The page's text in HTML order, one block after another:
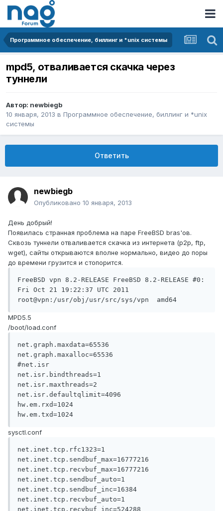
Программное обеспечение, биллинг и *unix системы
mpd5, отваливается скачка через
туннели
Автор: newbiegb
10 января, 2013 в Программное обеспечение, биллинг и *unix
системы
Ответить
newbiegb
Опубликовано 10 января, 2013
День добрый!
Появилась странная проблема на паре FreeBSD bras'ов.
Сквозь туннели отваливается скачка из интернета (p2p, ftp,
wget), сайты открываются вполне нормально, видео до поры
до времени грузится и стопорится.
FreeBSD vpn 8.2-RELEASE FreeBSD 8.2-RELEASE #0:
Fri Oct 21 19:22:37 UTC 2011
root@vpn:/usr/obj/usr/src/sys/vpn  amd64
MPD5.5
/boot/load.conf
net.graph.maxdata=65536
net.graph.maxalloc=65536
#net.isr
net.isr.bindthreads=1
net.isr.maxthreads=2
net.isr.defaultqlimit=4096
hw.em.rxd=1024
sysctl.conf
net.inet.tcp.rfc1323=1
net.inet.tcp.sendbuf_max=16777216
net.inet.tcp.recvbuf_max=16777216
net.inet.tcp.sendbuf_auto=1
net.inet.tcp.sendbuf_inc=16384
net.inet.tcp.recvbuf_auto=1
net.inet.tcp.recvbuf_inc=524288